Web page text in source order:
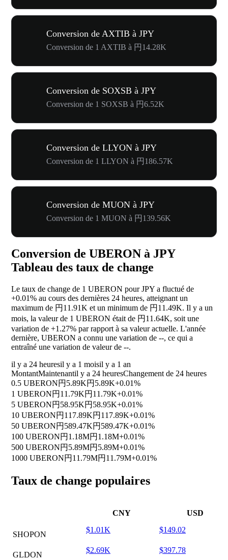
Conversion de AXTIB à JPY
Conversion de 1 AXTIB à 円14.28K
Conversion de SOXSB à JPY
Conversion de 1 SOXSB à 円6.52K
Conversion de LLYON à JPY
Conversion de 1 LLYON à 円186.57K
Conversion de MUON à JPY
Conversion de 1 MUON à 円139.56K
Conversion de UBERON à JPY
Tableau des taux de change
Le taux de change de 1 UBERON pour JPY a fluctué de
+0.01% au cours des dernières 24 heures, atteignant un
maximum de 円11.91K et un minimum de 円11.49K. Il y a un
mois, la valeur de 1 UBERON était de 円11.64K, soit une
variation de +1.27% par rapport à sa valeur actuelle. L'année
dernière, UBERON a connu une variation de --, ce qui a
entraîné une variation de valeur de --.
il y a 24 heuresil y a 1 moisil y a 1 an
MontantMaintenantil y a 24 heuresChangement de 24 heures
0.5 UBERON円5.89K円5.89K+0.01%
1 UBERON円11.79K円11.79K+0.01%
5 UBERON円58.95K円58.95K+0.01%
10 UBERON円117.89K円117.89K+0.01%
50 UBERON円589.47K円589.47K+0.01%
100 UBERON円1.18M円1.18M+0.01%
500 UBERON円5.89M円5.89M+0.01%
1000 UBERON円11.79M円11.79M+0.01%
Taux de change populaires
CNY USD
SHOPON
$1.01K $149.02
GLDON
$2.69K $397.78